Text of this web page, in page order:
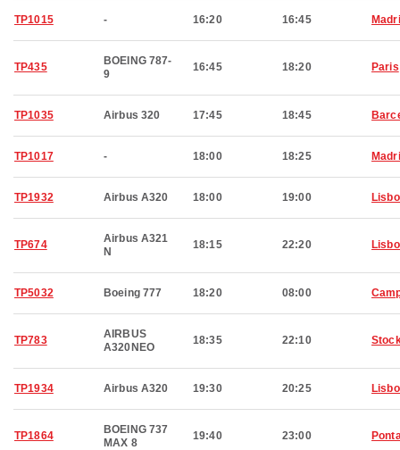
TP1015 - 16:20 16:45
TP435
BOEING 787-
9
16:45 18:20 Paris
TP1035 Airbus 320 17:45 18:45
TP1017 - 18:00 18:25
TP1932 Airbus A320 18:00 19:00
TP674
Airbus A321
N
18:15 22:20
TP5032 Boeing 777 18:20 08:00
TP783
AIRBUS
A320NEO
18:35 22:10
TP1934 Airbus A320 19:30 20:25
TP1864
BOEING 737
MAX 8
19:40 23:00